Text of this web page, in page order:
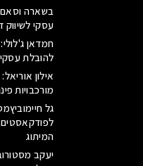
בשארה
עסקי
להובלת
אילון
מורכבויות
גל
לפודקאסטים,
המיתוג
יעקב